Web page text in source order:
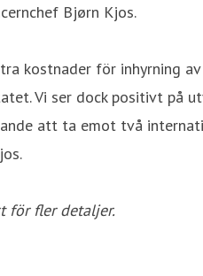
Bjørn Kjos.
kostnader för inhyrning
Vi ser dock positivt på
att ta emot två
för fler detaljer.